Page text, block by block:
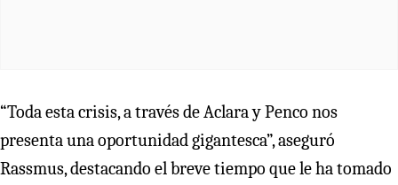
“Toda esta crisis, a través de Aclara y Penco nos
presenta una oportunidad gigantesca”, aseguró
Rassmus, destacando el breve tiempo que le ha tomado